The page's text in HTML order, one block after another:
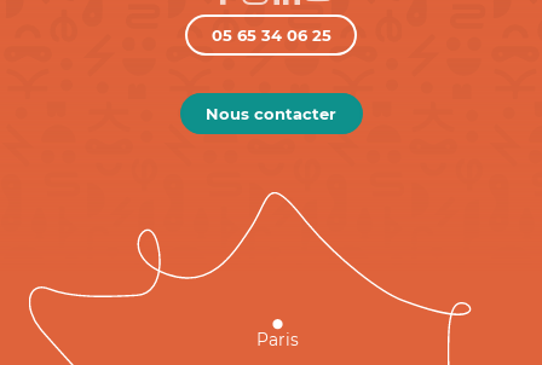
05 65 34 06 25
Nous contacter
Paris